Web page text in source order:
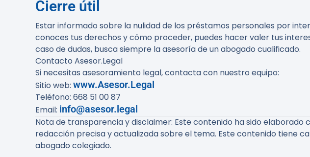
Cierre útil
Estar informado sobre la nulidad de los préstamos personales por
conoces tus derechos y cómo proceder, puedes hacer valer tus
caso de dudas, busca siempre la asesoría de un abogado cualificado.
Contacto Asesor.Legal
Si necesitas asesoramiento legal, contacta con nuestro equipo:
Sitio web: www.Asesor.Legal
Teléfono: 668 51 00 87
Email: info@asesor.legal
Nota de transparencia y disclaimer: Este contenido ha sido
redacción precisa y actualizada sobre el tema. Este contenido tiene
abogado colegiado.